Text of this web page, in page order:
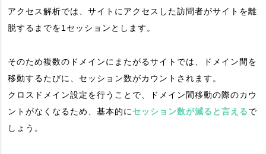
アクセス解析では、サイトにアクセスした訪問者がサイトを離
脱するまでを1セッションとします。
そのため複数のドメインにまたがるサイトでは、ドメイン間を
移動するたびに、セッション数がカウントされます。
クロスドメイン設定を行うことで、ドメイン間移動の際のカウ
ントがなくなるため、基本的に セッション数が減ると言えるで
しょう。